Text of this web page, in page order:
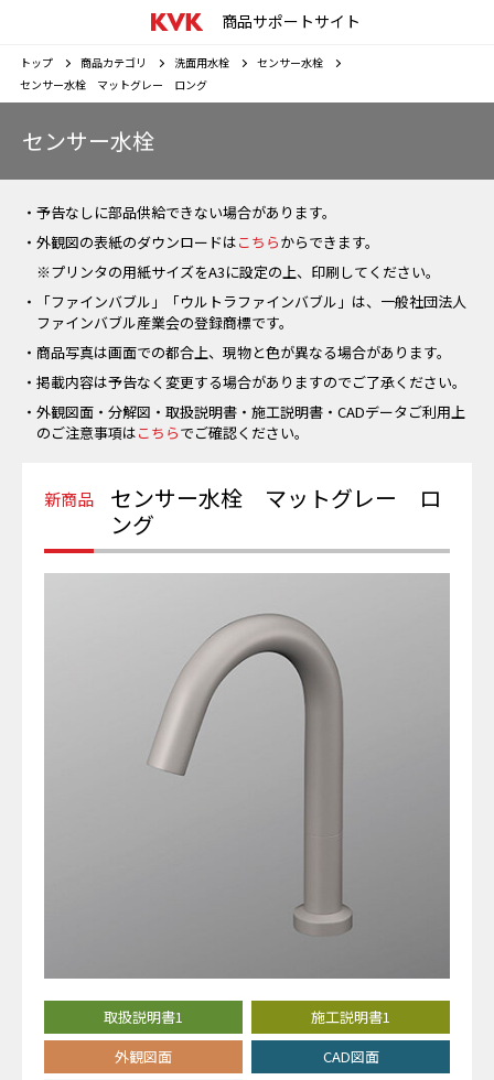
商品サポートサイト
トップ 商品カテゴリ 洗面用水栓
センサー水栓
センサー水栓 マットグレー ロング
センサー水栓
・予告なしに部品供給できない場合があります。
・外観図の表紙のダウンロードはこちらからできます。
※プリンタの用紙サイズをA3に設定の上、印刷してください。
・「ファインバブル」「ウルトラファインバブル」は、一般社団法人
ファインバブル産業会の登録商標です。
・商品写真は画面での都合上、現物と色が異なる場合があります。
・掲載内容は予告なく変更する場合がありますのでご了承ください。
・外観図面・分解図・取扱説明書・施工説明書・CADデータご利用上
のご注意事項はこちらでご確認ください。
センサー水栓 マットグレー ロ
ング
取扱説明書1
施工説明書1
外観図面
CAD図面